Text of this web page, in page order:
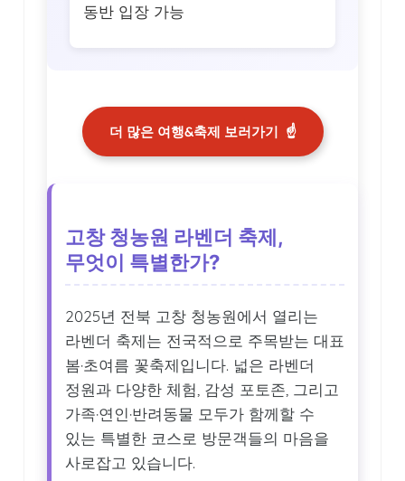
동반 입장 가능
더 많은 여행&축제 보러가기 ☝️
고창 청농원 라벤더 축제,
무엇이 특별한가?
2025년 전북 고창 청농원에서 열리는
라벤더 축제는 전국적으로 주목받는 대표
봄·초여름 꽃축제입니다. 넓은 라벤더
정원과 다양한 체험, 감성 포토존, 그리고
가족·연인·반려동물 모두가 함께할 수
있는 특별한 코스로 방문객들의 마음을
사로잡고 있습니다.